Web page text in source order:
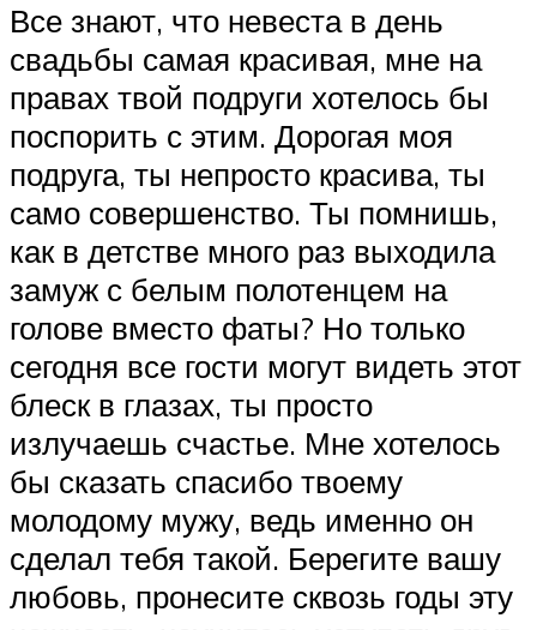
Все знают, что невеста в день
свадьбы самая красивая, мне на
правах твой подруги хотелось бы
поспорить с этим. Дорогая моя
подруга, ты непросто красива, ты
само совершенство. Ты помнишь,
как в детстве много раз выходила
замуж с белым полотенцем на
голове вместо фаты? Но только
сегодня все гости могут видеть этот
блеск в глазах, ты просто
излучаешь счастье. Мне хотелось
бы сказать спасибо твоему
молодому мужу, ведь именно он
сделал тебя такой. Берегите вашу
любовь, пронесите сквозь годы эту